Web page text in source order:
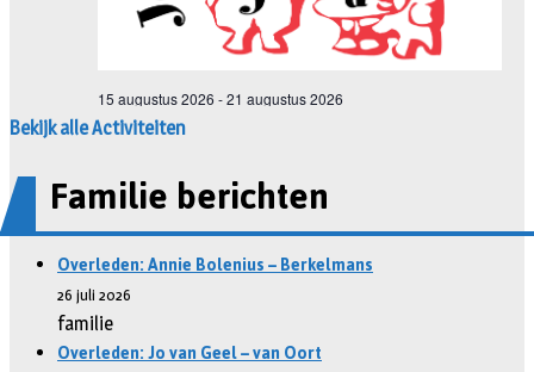
Bekijk alle Activiteiten
Familie berichten
Overleden: Annie Bolenius – Berkelmans
26 juli 2026
familie
Overleden: Jo van Geel – van Oort